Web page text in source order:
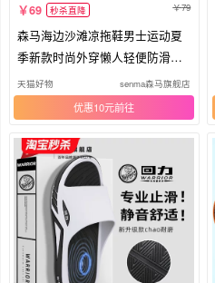
69 秒杀直降 79
森马海边沙滩凉拖鞋男士运动夏
季新款时尚外穿懒人轻便防滑洞
洞鞋
天猫好物 senma森马旗舰店
优惠10元